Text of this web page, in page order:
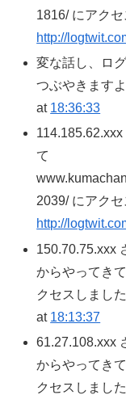
1816/ にアク
http://
変な話し、ロ
つぶやきます
at 18:36:33
て
2039/ にアク
http://
150.70.75.xxx
からやってき
クセスしました
at 18:13:37
61.27.108.xxx
からやってき
クセスしました